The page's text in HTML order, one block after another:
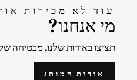
?עוד לא מכירות
?מי אנחנו
תציצו באודות שלנו, מבטיחה
אודות המותג